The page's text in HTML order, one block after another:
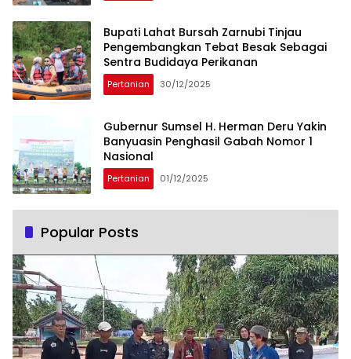
Bupati Lahat Bursah Zarnubi Tinjau
Pengembangkan Tebat Besak Sebagai
Sentra Budidaya Perikanan
Pertanian 30/12/2025
Gubernur Sumsel H. Herman Deru Yakin
Banyuasin Penghasil Gabah Nomor 1
Nasional
Pertanian 01/12/2025
Popular Posts